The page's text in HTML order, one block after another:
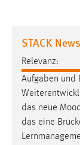
STACK
Relevanz:
Aufgaben und
das neue
das eine
Name:
Zweck:
Für